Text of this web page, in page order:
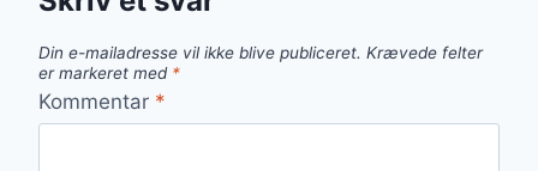
Din e-mailadresse vil ikke blive publiceret. Krævede felter
er markeret med *
Kommentar *